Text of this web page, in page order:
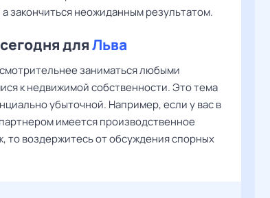
закончиться неожиданным результатом.
дляЛьва
заниматься любыми
к недвижимой собственности. Это тема
убыточной. Например, если у вас в
имеется производственное
то воздержитесь от обсуждения спорных